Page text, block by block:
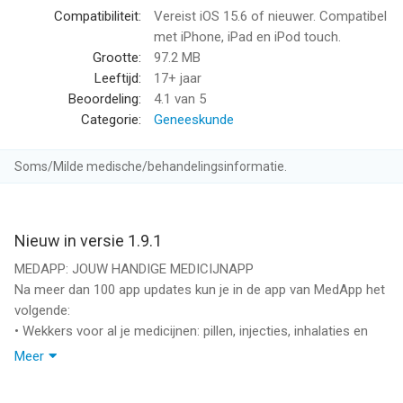
• Welkomstcadeau bij inschrijving
WAAROM KIEZEN VOOR MEDAPP
• Alles op één plek: medicatie, voorraad, gezondheid en contact
met de apotheek
• Betrouwbare medicatiehulp bij aandoeningen zoals migraine,
• Geen verborgen kosten, geen externe reclames, wel
ondersteuning van echte apothekers
MedApp voldoet aan de hoogste eisen voor privacy en
jou. Wij delen je gegevens nooit met derden.
DOWNLOAD MEDAPP EN ERVAAR ZELF HET GEMAK
Samen maken we je leven met medicijnen makkelijker.
Compatibiliteit:
Vereist iOS 15.6 of nieuwer. Compatibel
met iPhone, iPad en iPod touch.
Grootte:
97.2 MB
Leeftijd:
17+ jaar
Beoordeling:
4.1 van 5
Categorie:
Geneeskunde
Soms/Milde medische/behandelingsinformatie.
Nieuw in versie 1.9.1
MEDAPP: JOUW HANDIGE MEDICIJNAPP
Na meer dan 100 app updates kun je in de app van MedApp het
volgende:
• Wekkers voor al je medicijnen: pillen, injecties, inhalaties en
adhd medicatie
Meer